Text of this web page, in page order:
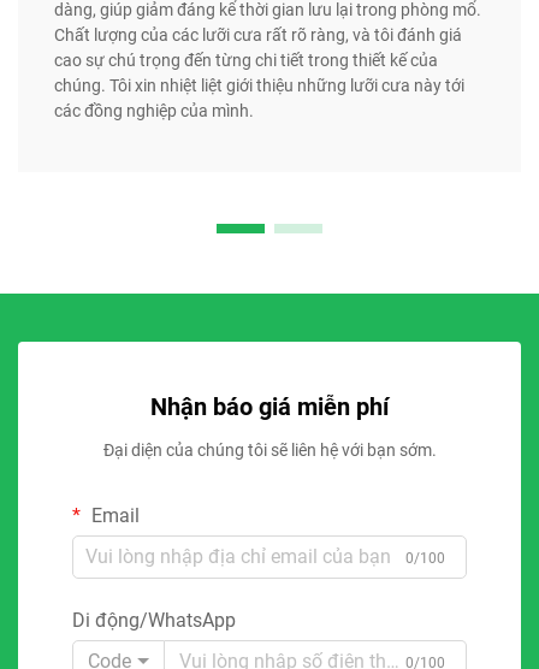
dàng, giúp giảm đáng kể thời gian lưu lại trong phòng mổ.
Chất lượng của các lưỡi cưa rất rõ ràng, và tôi đánh giá
cao sự chú trọng đến từng chi tiết trong thiết kế của
chúng. Tôi xin nhiệt liệt giới thiệu những lưỡi cưa này tới
các đồng nghiệp của mình.
Nhận báo giá miễn phí
Đại diện của chúng tôi sẽ liên hệ với bạn sớm.
Email
0/100
Di động/WhatsApp
Code
0/100